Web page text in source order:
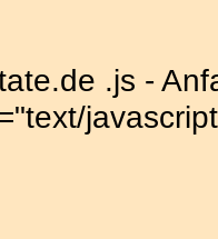
.js -